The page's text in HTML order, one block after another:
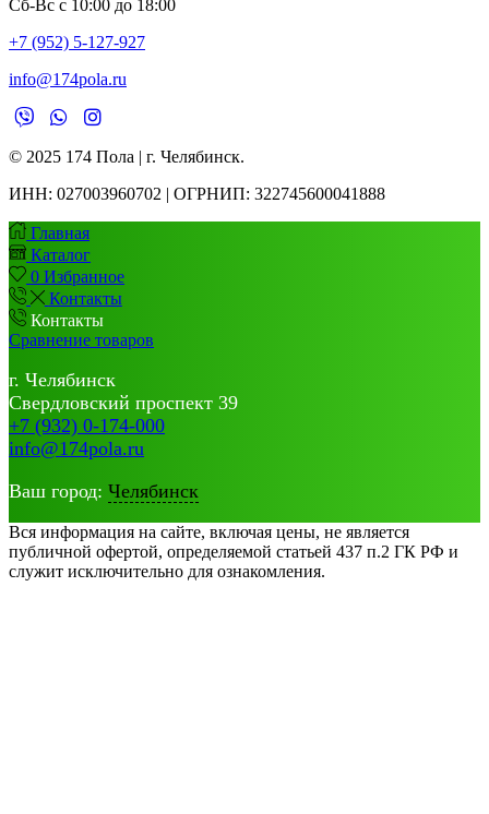
Сб-Вс с 10:00 до 18:00
+7 (952) 5-127-927
info@174pola.ru
© 2025 174 Пола | г. Челябинск.
ИНН: 027003960702 | ОГРНИП: 322745600041888
Главная
Каталог
0 Избранное
Контакты
Контакты
Сравнение товаров
г. Челябинск
Свердловский проспект 39
+7 (932) 0-174-000
info@174pola.ru
Ваш город: Челябинск
Вся информация на сайте, включая цены, не является
публичной офертой, определяемой статьей 437 п.2 ГК РФ и
служит исключительно для ознакомления.